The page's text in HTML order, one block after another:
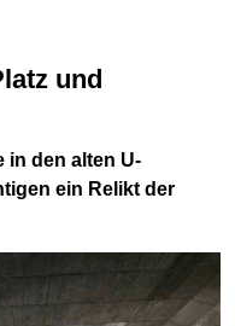
in den alten U-
ein Relikt der